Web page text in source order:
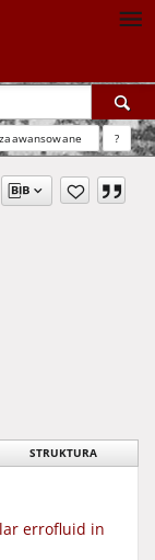
?
STRUKTURA
errofluid in